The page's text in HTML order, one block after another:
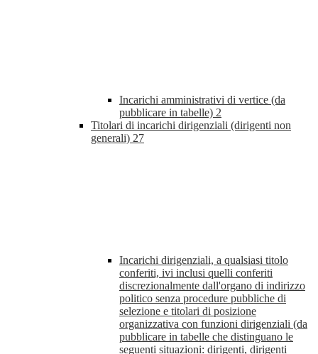
Incarichi amministrativi di vertice (da
pubblicare in tabelle) 2
Titolari di incarichi dirigenziali (dirigenti non
generali) 27
Incarichi dirigenziali, a qualsiasi titolo
conferiti, ivi inclusi quelli conferiti
discrezionalmente dall'organo di indirizzo
politico senza procedure pubbliche di
selezione e titolari di posizione
organizzativa con funzioni dirigenziali (da
pubblicare in tabelle che distinguano le
seguenti situazioni: dirigenti, dirigenti